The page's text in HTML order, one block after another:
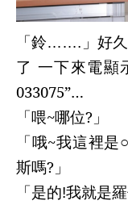
「鈴……. 」好
了 一下來電顯
033075”…
「喂~哪位? 」
「哦~我這裡是
斯嗎? 」
「是的!我就是